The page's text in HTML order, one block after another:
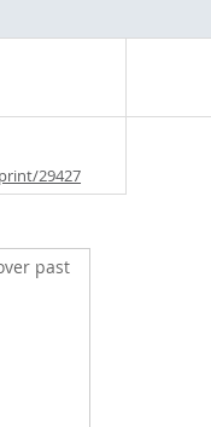
29427
past